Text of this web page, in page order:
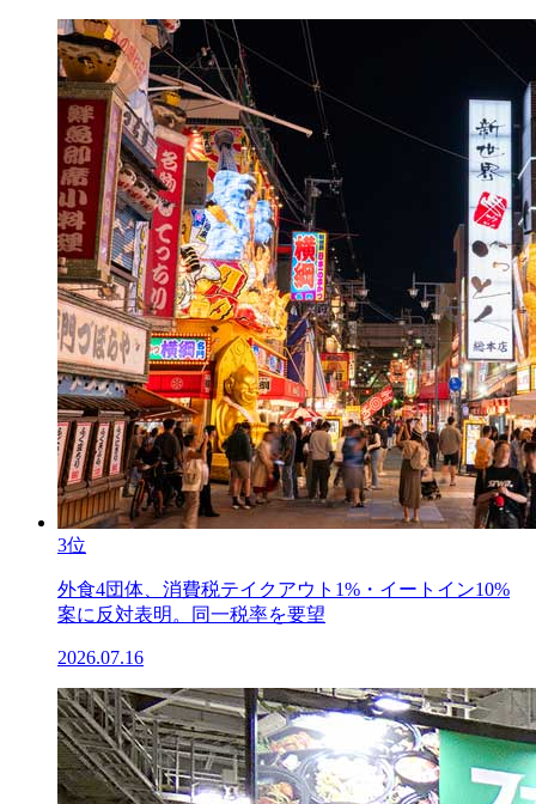
3位
外食4団体、消費税テイクアウト1%・イートイン10%
案に反対表明。同一税率を要望
2026.07.16